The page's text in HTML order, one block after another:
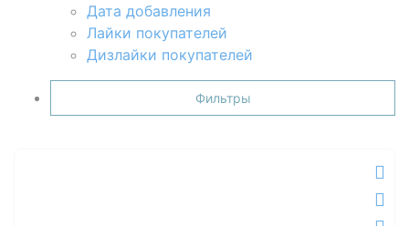
Дата добавления
Лайки покупателей
Дизлайки покупателей
Фильтры